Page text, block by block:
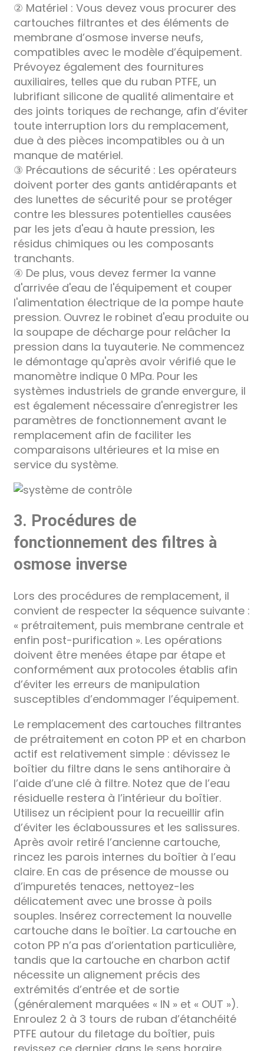
② Matériel : Vous devez vous procurer des
cartouches filtrantes et des éléments de
membrane d’osmose inverse neufs,
compatibles avec le modèle d’équipement.
Prévoyez également des fournitures
auxiliaires, telles que du ruban PTFE, un
lubrifiant silicone de qualité alimentaire et
des joints toriques de rechange, afin d’éviter
toute interruption lors du remplacement,
due à des pièces incompatibles ou à un
manque de matériel.
③ Précautions de sécurité : Les opérateurs
doivent porter des gants antidérapants et
des lunettes de sécurité pour se protéger
contre les blessures potentielles causées
par les jets d'eau à haute pression, les
résidus chimiques ou les composants
tranchants.
④ De plus, vous devez fermer la vanne
d'arrivée d'eau de l'équipement et couper
l'alimentation électrique de la pompe haute
pression. Ouvrez le robinet d'eau produite ou
la soupape de décharge pour relâcher la
pression dans la tuyauterie. Ne commencez
le démontage qu'après avoir vérifié que le
manomètre indique 0 MPa. Pour les
systèmes industriels de grande envergure, il
est également nécessaire d'enregistrer les
paramètres de fonctionnement avant le
remplacement afin de faciliter les
comparaisons ultérieures et la mise en
service du système.
3. Procédures de
fonctionnement des filtres à
osmose inverse
Lors des procédures de remplacement, il
convient de respecter la séquence suivante :
« prétraitement, puis membrane centrale et
enfin post-purification ». Les opérations
doivent être menées étape par étape et
conformément aux protocoles établis afin
d’éviter les erreurs de manipulation
susceptibles d’endommager l’équipement.
Le remplacement des cartouches filtrantes
de prétraitement en coton PP et en charbon
actif est relativement simple : dévissez le
boîtier du filtre dans le sens antihoraire à
l’aide d’une clé à filtre. Notez que de l’eau
résiduelle restera à l’intérieur du boîtier.
Utilisez un récipient pour la recueillir afin
d’éviter les éclaboussures et les salissures.
Après avoir retiré l’ancienne cartouche,
rincez les parois internes du boîtier à l’eau
claire. En cas de présence de mousse ou
d’impuretés tenaces, nettoyez-les
délicatement avec une brosse à poils
souples. Insérez correctement la nouvelle
cartouche dans le boîtier. La cartouche en
coton PP n’a pas d’orientation particulière,
tandis que la cartouche en charbon actif
nécessite un alignement précis des
extrémités d’entrée et de sortie
(généralement marquées « IN » et « OUT »).
Enroulez 2 à 3 tours de ruban d’étanchéité
PTFE autour du filetage du boîtier, puis